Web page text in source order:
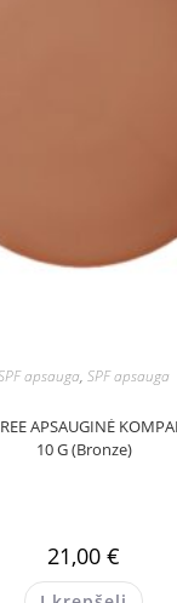
apsauga, SPF apsauga
APSAUGINĖ
10 G (Bronze)
21,00 €